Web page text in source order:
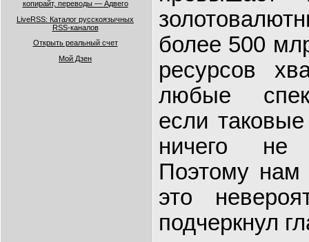
копирайт, переводы — Адвего
LiveRSS: Каталог русскоязычных
RSS-каналов
Открыть реальный счет
Мой Дзен
более 500
ресурсов
любые
если
ничего не
Поэтому нам
это
подчеркнул